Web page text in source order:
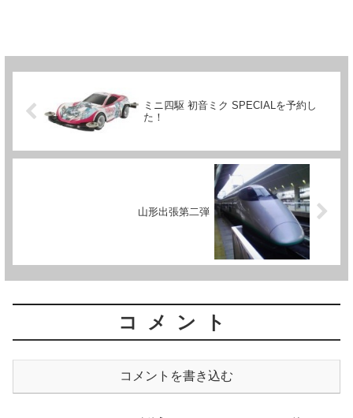
ミニ四駆 初音ミク SPECIALを予約し
た！
山形出張第二弾
コメント
コメントを書き込む